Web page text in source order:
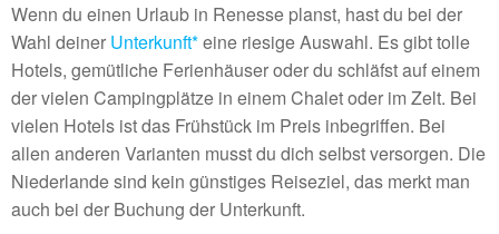
Wenn du einen Urlaub in Renesse planst, hast du bei der
Wahl deiner Unterkunft*eine riesige Auswahl. Es gibt tolle
Hotels, gemütliche Ferienhäuser oder du schläfst auf einem
der vielen Campingplätze in einem Chalet oder im Zelt. Bei
vielen Hotels ist das Frühstück im Preis inbegriffen. Bei
allen anderen Varianten musst du dich selbst versorgen. Die
Niederlande sind kein günstiges Reiseziel, das merkt man
auch bei der Buchung der Unterkunft.